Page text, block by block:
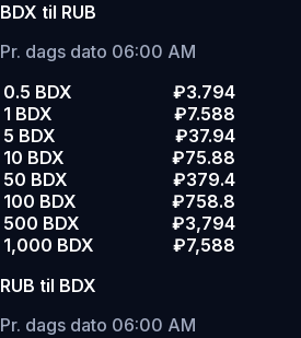
BDX til RUB
Pr. dags dato 06:00 AM
0.5 BDX
₽3.794
1 BDX
₽7.588
5 BDX
₽37.94
10 BDX
₽75.88
50 BDX
₽379.4
100 BDX
₽758.8
500 BDX
₽3,794
1,000 BDX
₽7,588
RUB til BDX
Pr. dags dato 06:00 AM